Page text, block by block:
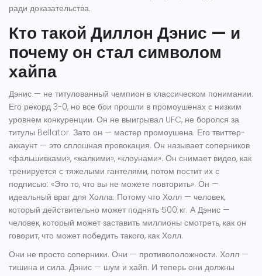
ради доказательства.
Кто такой Диллон Дэнис — и
почему он стал символом
хайпа
Дэнис — не титулованный чемпион в классическом понимании.
Его рекорд 3-0, но все бои прошли в промоушенах с низким
уровнем конкуренции. Он не выигрывал UFC, не боролся за
титулы Bellator. Зато он — мастер промоушена. Его твиттер-
аккаунт — это сплошная провокация. Он называет соперников
«фальшивками», «жалкими», «клоунами». Он снимает видео, как
тренируется с тяжелыми гантелями, потом постит их с
подписью: «Это то, что вы не можете повторить». Он —
идеальный враг для Холла. Потому что Холл — человек,
который действительно может поднять 500 кг. А Дэнис —
человек, который может заставить миллионы смотреть, как он
говорит, что может победить такого, как Холл.
Они не просто соперники. Они — противоположности. Холл —
тишина и сила. Дэнис — шум и хайп. И теперь они должны